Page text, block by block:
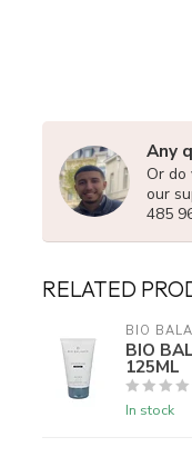
Any
Or do
our
485
RELATED
BIO
BIO
125ML
In stock